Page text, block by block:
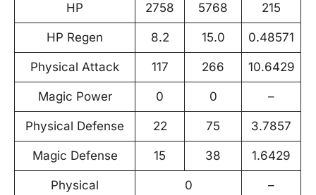
HP 2758 5768 215
HP Regen 8.2 15.0 0.48571
Physical Attack 117 266 10.6429
Magic Power 0 0 –
Physical Defense 22 75 3.7857
Magic Defense 15 38 1.6429
Physical
0 –